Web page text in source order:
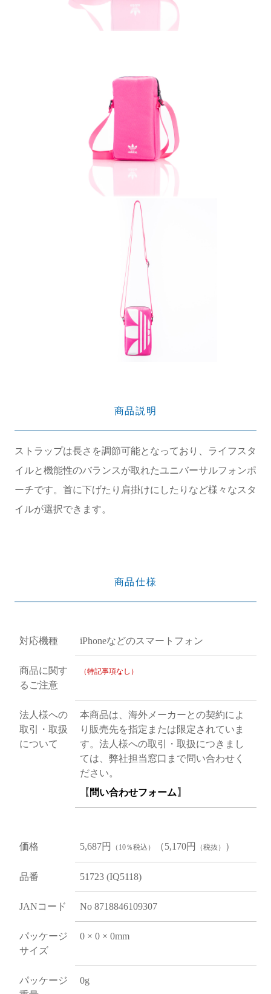
商品説明
ストラップは長さを調節可能となっており、ライフスタ
イルと機能性のバランスが取れたユニバーサルフォンポ
ーチです。首に下げたり肩掛けにしたりなど様々なスタ
イルが選択できます。
商品仕様
対応機種 iPhoneなどのスマートフォン
商品に関す
るご注意
（特記事項なし）
法人様への
取引・取扱
について
本商品は、海外メーカーとの契約によ
り販売先を指定または限定されていま
す。法人様への取引・取扱につきまし
ては、弊社担当窓口まで問い合わせく
ださい。
【 問い合わせフォーム 】
価格 5,687円 （10％税込） （5,170円 （税抜） ）
品番 51723 (IQ5118)
JANコード No 8718846109307
パッケージ
サイズ
0 × 0 × 0mm
パッケージ
0g